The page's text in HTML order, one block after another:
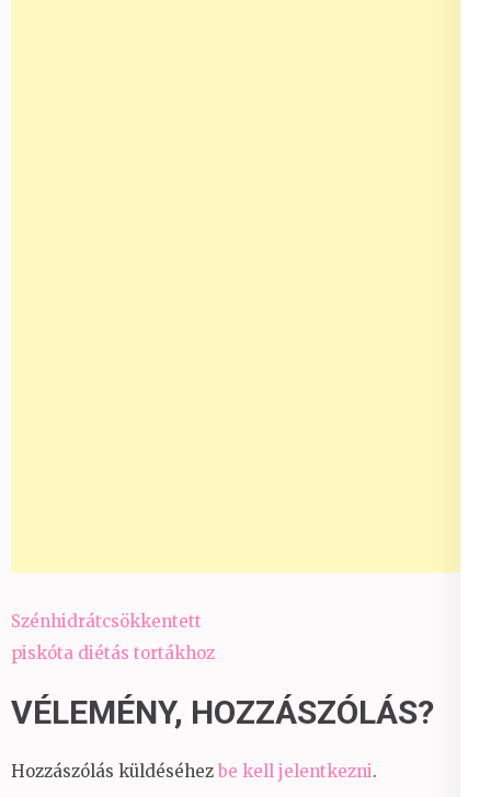
Bejegyzés
navigáció
Szénhidrátcsökkentett
piskóta diétás tortákhoz
VÉLEMÉNY, HOZZÁSZÓLÁS?
Hozzászólás küldéséhez be kell jelentkezni.